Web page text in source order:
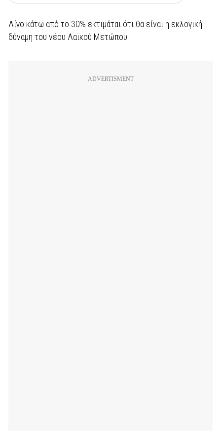
Λίγο κάτω από το 30% εκτιμάται ότι θα είναι η εκλογική
δύναμη του νέου Λαϊκού Μετώπου.